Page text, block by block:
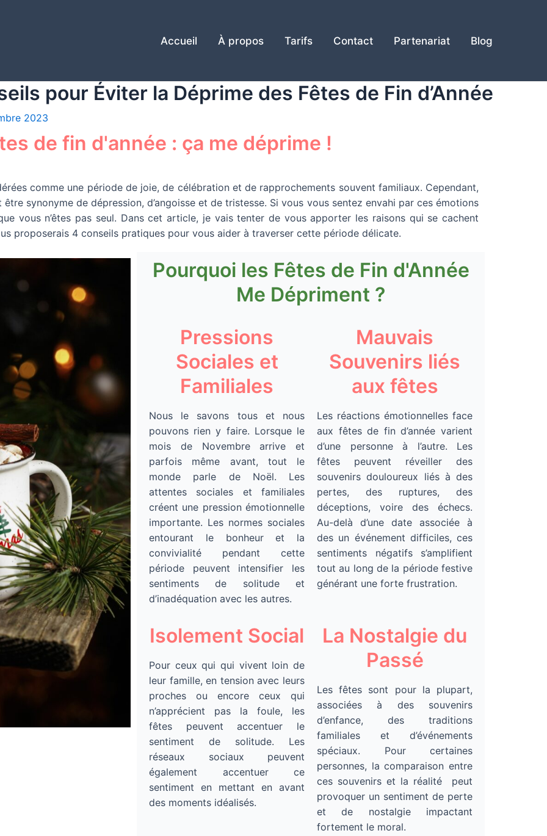
Accueil À propos Tarifs Contact Partenariat Blog
pour Éviter la Déprime des Fêtes de Fin d’Année
2023
de fin d'année : ça me déprime !
comme une période de joie, de célébration et de rapprochements souvent familiaux. Cependant,
synonyme de dépression, d’angoisse et de tristesse. Si vous vous sentez envahi par ces émotions
vous n’êtes pas seul. Dans cet article, je vais tenter de vous apporter les raisons qui se cachent
proposerais 4 conseils pratiques pour vous aider à traverser cette période délicate.
Pourquoi les Fêtes de Fin d'Année
Me Dépriment ?
Pressions
Sociales et
Familiales
Nous le savons tous et nous
pouvons rien y faire. Lorsque le
mois de Novembre arrive et
parfois même avant, tout le
monde parle de Noël. Les
attentes sociales et familiales
créent une pression émotionnelle
importante. Les normes sociales
entourant le bonheur et la
convivialité pendant cette
période peuvent intensifier les
sentiments de solitude et
d’inadéquation avec les autres.
Mauvais
Souvenirs liés
aux fêtes
Les réactions émotionnelles face
aux fêtes de fin d’année varient
d’une personne à l’autre. Les
fêtes peuvent réveiller des
souvenirs douloureux liés à des
pertes, des ruptures, des
déceptions, voire des échecs.
Au-delà d’une date associée à
des un événement difficiles, ces
sentiments négatifs s’amplifient
tout au long de la période festive
générant une forte frustration.
Isolement Social
Pour ceux qui qui vivent loin de
leur famille, en tension avec leurs
proches ou encore ceux qui
n’apprécient pas la foule, les
fêtes peuvent accentuer le
sentiment de solitude. Les
réseaux sociaux peuvent
également accentuer ce
sentiment en mettant en avant
des moments idéalisés.
La Nostalgie du
Passé
Les fêtes sont pour la plupart,
associées à des souvenirs
d’enfance, des traditions
familiales et d’événements
spéciaux. Pour certaines
personnes, la comparaison entre
ces souvenirs et la réalité peut
provoquer un sentiment de perte
et de nostalgie impactant
fortement le moral.